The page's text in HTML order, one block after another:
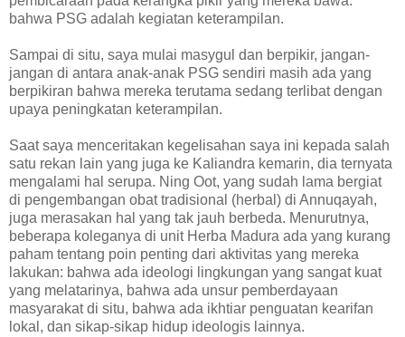
bahwa PSG adalah kegiatan keterampilan.
Sampai di situ, saya mulai masygul dan berpikir, jangan-
jangan di antara anak-anak PSG sendiri masih ada yang
berpikiran bahwa mereka terutama sedang terlibat dengan
upaya peningkatan keterampilan.
Saat saya menceritakan kegelisahan saya ini kepada salah
satu rekan lain yang juga ke Kaliandra kemarin, dia ternyata
mengalami hal serupa. Ning Oot, yang sudah lama bergiat
di pengembangan obat tradisional (herbal) di Annuqayah,
juga merasakan hal yang tak jauh berbeda. Menurutnya,
beberapa koleganya di unit Herba Madura ada yang kurang
paham tentang poin penting dari aktivitas yang mereka
lakukan: bahwa ada ideologi lingkungan yang sangat kuat
yang melatarinya, bahwa ada unsur pemberdayaan
masyarakat di situ, bahwa ada ikhtiar penguatan kearifan
lokal, dan sikap-sikap hidup ideologis lainnya.